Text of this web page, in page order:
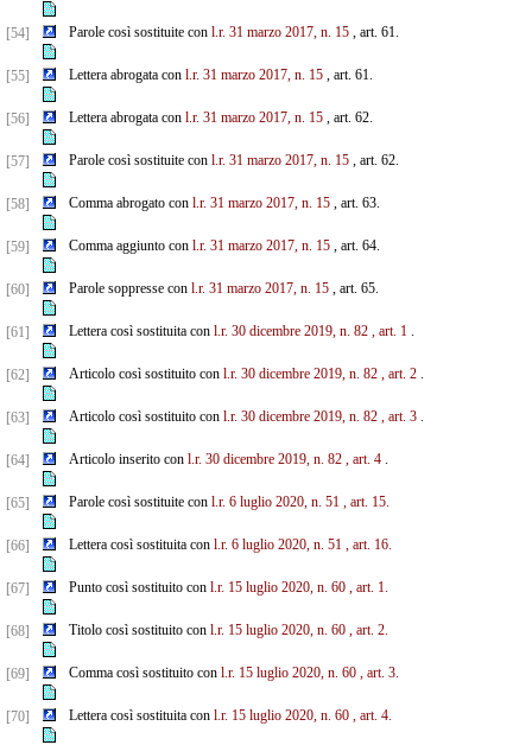
[54] Parole così sostituite con l.r. 31 marzo 2017, n. 15, art. 61.
[55] Lettera abrogata con l.r. 31 marzo 2017, n. 15, art. 61.
[56] Lettera abrogata con l.r. 31 marzo 2017, n. 15, art. 62.
[57] Parole così sostituite con l.r. 31 marzo 2017, n. 15, art. 62.
[58] Comma abrogato con l.r. 31 marzo 2017, n. 15, art. 63.
[59] Comma aggiunto con l.r. 31 marzo 2017, n. 15, art. 64.
[60] Parole soppresse con l.r. 31 marzo 2017, n. 15, art. 65.
[61] Lettera così sostituita con l.r. 30 dicembre 2019, n. 82 , art. 1.
[62] Articolo così sostituito con l.r. 30 dicembre 2019, n. 82 , art. 2.
[63] Articolo così sostituito con l.r. 30 dicembre 2019, n. 82 , art. 3.
[64] Articolo inserito con l.r. 30 dicembre 2019, n. 82 , art. 4.
[65] Parole così sostituite con l.r. 6 luglio 2020, n. 51 , art. 15.
[66] Lettera così sostituita con l.r. 6 luglio 2020, n. 51 , art. 16.
[67] Punto così sostituito con l.r. 15 luglio 2020, n. 60 , art. 1.
[68] Titolo così sostituito con l.r. 15 luglio 2020, n. 60 , art. 2.
[69] Comma così sostituito con l.r. 15 luglio 2020, n. 60 , art. 3.
[70] Lettera così sostituita con l.r. 15 luglio 2020, n. 60 , art. 4.